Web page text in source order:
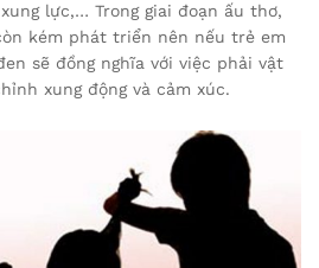
lực,… Trong giai đoạn ấu thơ,
kém phát triển nên nếu trẻ em
sẽ đồng nghĩa với việc phải vật
xung động và cảm xúc.